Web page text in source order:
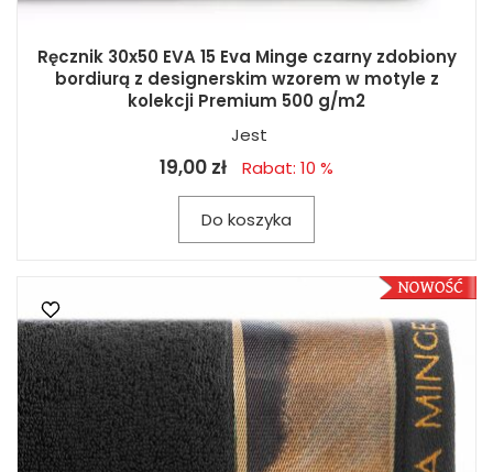
Ręcznik 30x50 EVA 15 Eva Minge czarny zdobiony
bordiurą z designerskim wzorem w motyle z
kolekcji Premium 500 g/m2
Jest
19,00 zł Rabat: 10 %
Do koszyka